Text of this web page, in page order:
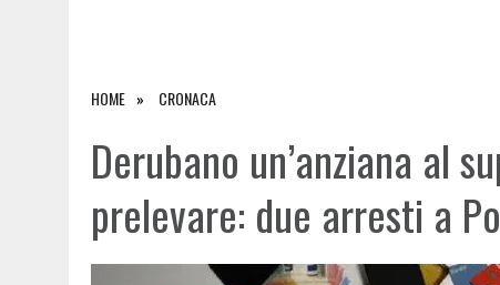
HOME CRONACA
Derubano un’anziana al
prelevare: due arresti a